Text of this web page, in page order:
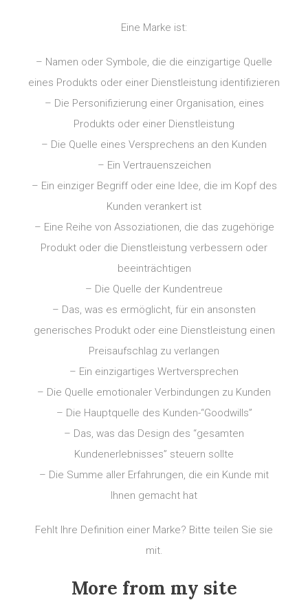
Eine Marke ist:
– Namen oder Symbole, die die einzigartige Quelle
eines Produkts oder einer Dienstleistung identifizieren
– Die Personifizierung einer Organisation, eines
Produkts oder einer Dienstleistung
– Die Quelle eines Versprechens an den Kunden
– Ein Vertrauenszeichen
– Ein einziger Begriff oder eine Idee, die im Kopf des
Kunden verankert ist
– Eine Reihe von Assoziationen, die das zugehörige
Produkt oder die Dienstleistung verbessern oder
beeinträchtigen
– Die Quelle der Kundentreue
– Das, was es ermöglicht, für ein ansonsten
generisches Produkt oder eine Dienstleistung einen
Preisaufschlag zu verlangen
– Ein einzigartiges Wertversprechen
– Die Quelle emotionaler Verbindungen zu Kunden
– Die Hauptquelle des Kunden-“Goodwills”
– Das, was das Design des “gesamten
Kundenerlebnisses” steuern sollte
– Die Summe aller Erfahrungen, die ein Kunde mit
Ihnen gemacht hat
Fehlt Ihre Definition einer Marke? Bitte teilen Sie sie
mit.
More from my site